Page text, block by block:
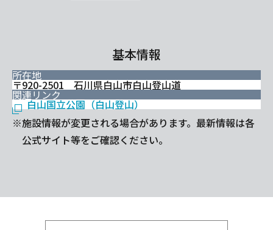
基本情報
所在地
〒920-2501 石川県白山市白山登山道
関連リンク
白山国立公園（白山登山）
※施設情報が変更される場合があります。最新情報は各
公式サイト等をご確認ください。